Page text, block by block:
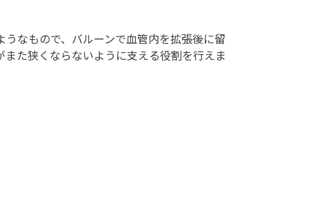
うなもので、バルーンで血管内を拡張後に留
また狭くならないように支える役割を行えま